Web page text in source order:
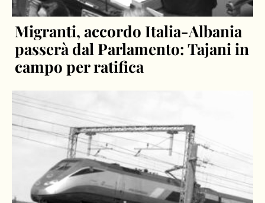
Migranti, accordo Italia-Albania
passerà dal Parlamento: Tajani in
campo per ratifica